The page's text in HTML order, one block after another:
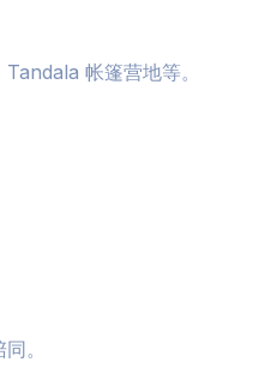
帐篷营地等。
。